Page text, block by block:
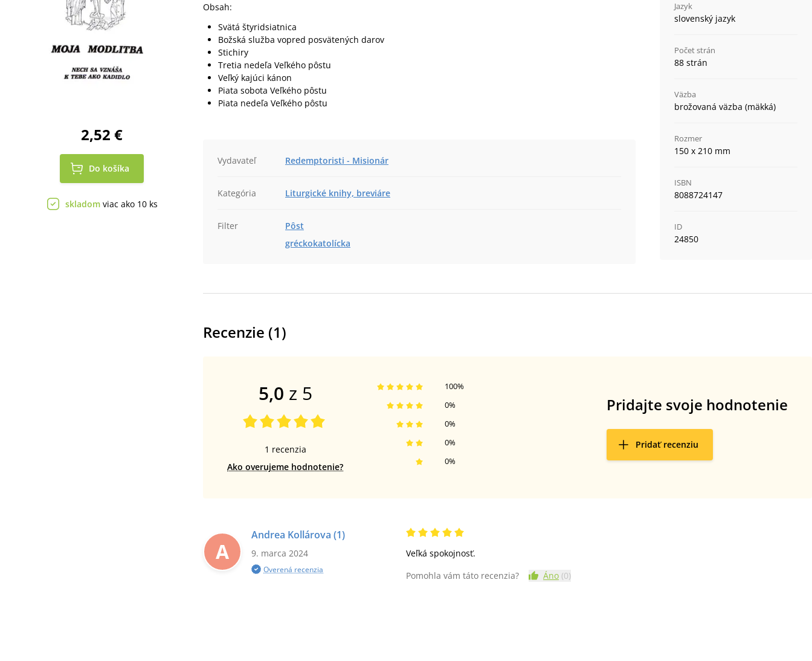
2,52 €
Do košíka
skladom viac ako 10 ks
Obsah:
Svätá štyridsiatnica
Božská služba vopred posvätených darov
Stichiry
Tretia nedeľa Veľkého pôstu
Veľký kajúci kánon
Piata sobota Veľkého pôstu
Piata nedeľa Veľkého pôstu
Vydavateľ Redemptoristi - Misionár
Kategória Liturgické knihy, breviáre
Filter
Pôst
gréckokatolícka
Jazyk
slovenský jazyk
Počet strán
88 strán
Väzba
brožovaná väzba (mäkká)
Rozmer
150 x 210 mm
ISBN
8088724147
ID
24850
Recenzie (1)
5,0 z 5
1 recenzia
Ako overujeme hodnotenie?
0%
0%
0%
0%
100%
Pridajte svoje hodnotenie
Pridať recenziu
A
Andrea Kollárova (1)
9. marca 2024
Overená recenzia
Veľká spokojnosť.
Pomohla vám táto recenzia?
Áno (0)